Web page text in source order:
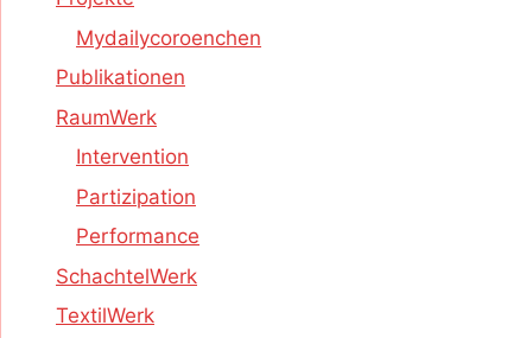
Mydailycoroenchen
Publikationen
RaumWerk
Intervention
Partizipation
Performance
SchachtelWerk
TextilWerk